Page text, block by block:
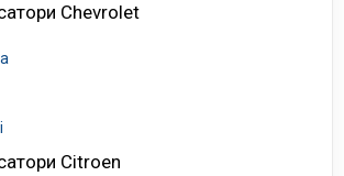
Chevrolet
Citroen